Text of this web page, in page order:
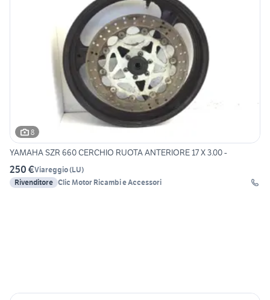
8
YAMAHA SZR 660 CERCHIO RUOTA ANTERIORE 17 X 3.00 -
250 €Viareggio(LU)
Rivenditore Clic Motor Ricambi e Accessori